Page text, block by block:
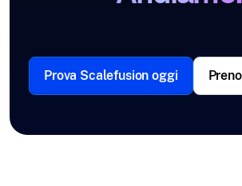
Prova Scalefusion oggi